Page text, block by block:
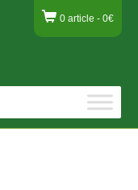
0 article - 0€